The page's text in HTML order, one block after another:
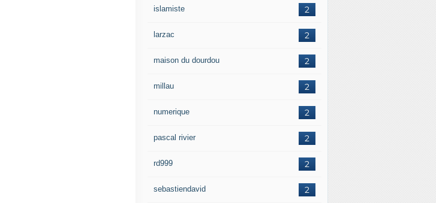
2
islamiste
2
larzac
2
maison du dourdou
2
millau
2
numerique
2
pascal rivier
2
rd999
2
sebastiendavid